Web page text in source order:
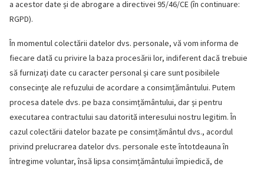
a acestor date și de abrogare a directivei 95/46/CE (în continuare:
RGPD).
În momentul colectării datelor dvs. personale, vă vom informa de
fiecare dată cu privire la baza procesării lor, indiferent dacă trebuie
să furnizați date cu caracter personal și care sunt posibilele
consecinţe ale refuzului de acordare a consimțământului. Putem
procesa datele dvs. pe baza consimțământului, dar și pentru
executarea contractului sau datorită interesului nostru legitim. În
cazul colectării datelor bazate pe consimțământul dvs., acordul
privind prelucrarea datelor dvs. personale este întotdeauna în
întregime voluntar, însă lipsa consimțământului împiedică, de